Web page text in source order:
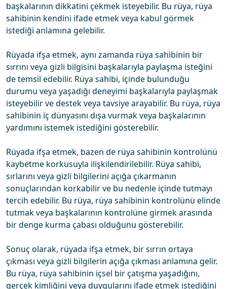
başkalarının dikkatini çekmek isteyebilir. Bu rüya, rüya
sahibinin kendini ifade etmek veya kabul görmek
istediği anlamına gelebilir.
Rüyada ifşa etmek, aynı zamanda rüya sahibinin bir
sırrını veya gizli bilgisini başkalarıyla paylaşma isteğini
de temsil edebilir. Rüya sahibi, içinde bulunduğu
durumu veya yaşadığı deneyimi başkalarıyla paylaşmak
isteyebilir ve destek veya tavsiye arayabilir. Bu rüya, rüya
sahibinin iç dünyasını dışa vurmak veya başkalarının
yardımını istemek istediğini gösterebilir.
Rüyada ifşa etmek, bazen de rüya sahibinin kontrolünü
kaybetme korkusuyla ilişkilendirilebilir. Rüya sahibi,
sırlarını veya gizli bilgilerini açığa çıkarmanın
sonuçlarından korkabilir ve bu nedenle içinde tutmayı
tercih edebilir. Bu rüya, rüya sahibinin kontrolünü elinde
tutmak veya başkalarının kontrolüne girmek arasında
bir denge kurma çabası olduğunu gösterebilir.
Sonuç olarak, rüyada ifşa etmek, bir sırrın ortaya
çıkması veya gizli bilgilerin açığa çıkması anlamına gelir.
Bu rüya, rüya sahibinin içsel bir çatışma yaşadığını,
gerçek kimliğini veya duygularını ifade etmek istediğini